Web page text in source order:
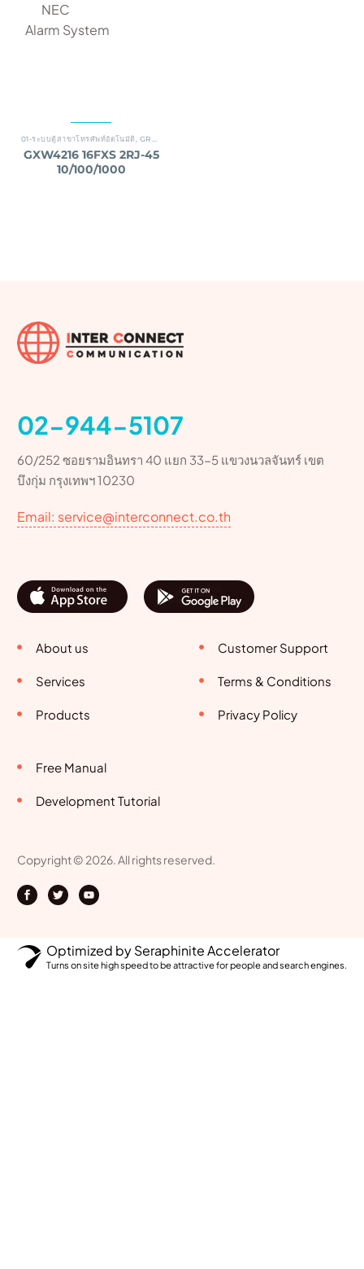
NEC
Alarm System
01-ระบบตู้สาขาโทรศัพท์อัตโนมัติ GRANDSTREAM
GXW4216 16FXS 2RJ-45
10/100/1000
02-944-5107
60/252 ซอยรามอินทรา 40 แยก 33-5 แขวงนวลจันทร์ เขต
บึงกุ่ม กรุงเทพฯ 10230
Email: service@interconnect.co.th
About us
Services
Products
Customer Support
Terms & Conditions
Privacy Policy
Free Manual
Development Tutorial
Copyright © 2026. All rights reserved.
Optimized by Seraphinite Accelerator
Turns on site high speed to be attractive for people and search engines.